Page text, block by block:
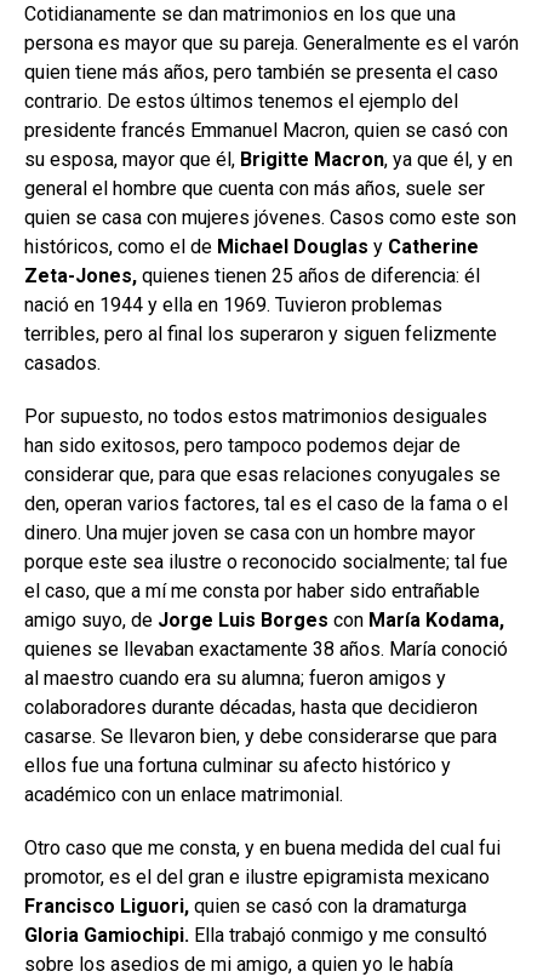
Cotidianamente se dan matrimonios en los que una
persona es mayor que su pareja. Generalmente es el varón
quien tiene más años, pero también se presenta el caso
contrario. De estos últimos tenemos el ejemplo del
presidente francés Emmanuel Macron, quien se casó con
su esposa, mayor que él, Brigitte Macron, ya que él, y en
general el hombre que cuenta con más años, suele ser
quien se casa con mujeres jóvenes. Casos como este son
históricos, como el de Michael Douglas y Catherine
Zeta-Jones, quienes tienen 25 años de diferencia: él
nació en 1944 y ella en 1969. Tuvieron problemas
terribles, pero al final los superaron y siguen felizmente
casados.
Por supuesto, no todos estos matrimonios desiguales
han sido exitosos, pero tampoco podemos dejar de
considerar que, para que esas relaciones conyugales se
den, operan varios factores, tal es el caso de la fama o el
dinero. Una mujer joven se casa con un hombre mayor
porque este sea ilustre o reconocido socialmente; tal fue
el caso, que a mí me consta por haber sido entrañable
amigo suyo, de Jorge Luis Borges con María Kodama,
quienes se llevaban exactamente 38 años. María conoció
al maestro cuando era su alumna; fueron amigos y
colaboradores durante décadas, hasta que decidieron
casarse. Se llevaron bien, y debe considerarse que para
ellos fue una fortuna culminar su afecto histórico y
académico con un enlace matrimonial.
Otro caso que me consta, y en buena medida del cual fui
promotor, es el del gran e ilustre epigramista mexicano
Francisco Liguori, quien se casó con la dramaturga
Gloria Gamiochipi. Ella trabajó conmigo y me consultó
sobre los asedios de mi amigo, a quien yo le había